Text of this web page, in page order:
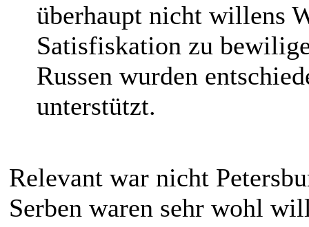
überhaupt nicht willens
Satisfiskation zu
Russen wurden
unterstützt.
Relevant war nicht
Serben waren sehr wohl